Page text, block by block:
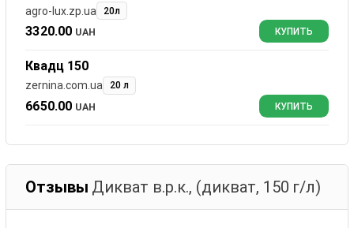
agro-lux.zp.ua 20л
3320.00 UAH КУПИТЬ
Квадц 150
zernina.com.ua 20 л
6650.00 UAH КУПИТЬ
Отзывы Дикват в.р.к., (дикват, 150 г/л)